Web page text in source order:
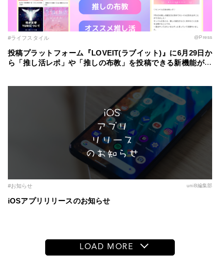
#ライフスタイル @Press
投稿プラットフォーム『LOVEIT(ラブイット)』に6月29日か
ら「推し活レポ」や「推しの布教」を投稿できる新機能が登
#お知らせ uniB編集部
iOSアプリリリースのお知らせ
LOAD MORE